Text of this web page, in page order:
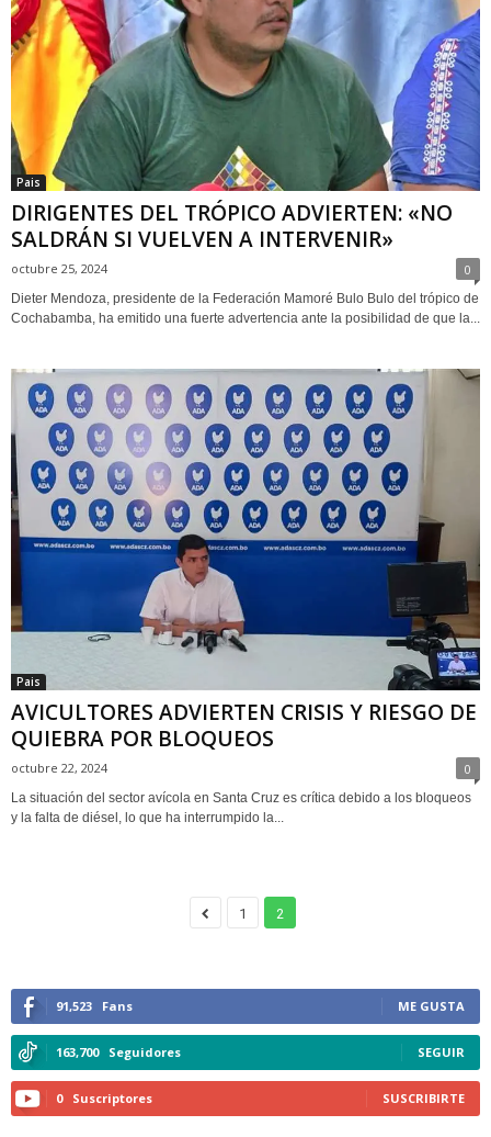
Pais
DIRIGENTES DEL TRÓPICO ADVIERTEN: «NO
SALDRÁN SI VUELVEN A INTERVENIR»
octubre 25, 2024 0
Dieter Mendoza, presidente de la Federación Mamoré Bulo Bulo del trópico de
Cochabamba, ha emitido una fuerte advertencia ante la posibilidad de que la...
Pais
AVICULTORES ADVIERTEN CRISIS Y RIESGO DE
QUIEBRA POR BLOQUEOS
octubre 22, 2024 0
La situación del sector avícola en Santa Cruz es crítica debido a los bloqueos
y la falta de diésel, lo que ha interrumpido la...
1 2
91,523 Fans ME GUSTA
163,700 Seguidores SEGUIR
0 Suscriptores SUSCRIBIRTE